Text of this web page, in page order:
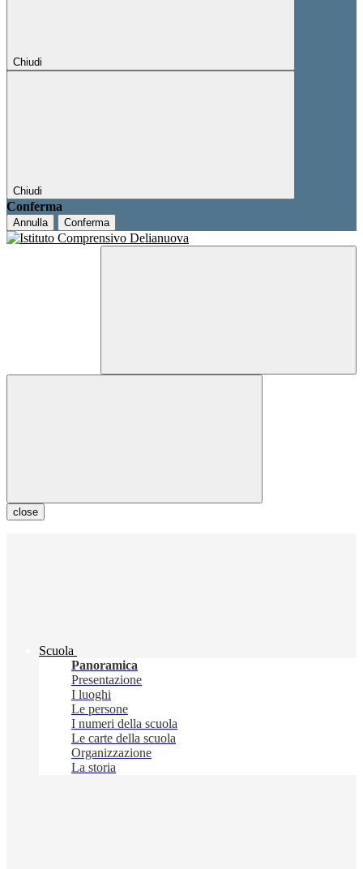
Chiudi
Chiudi
Conferma
Annulla Conferma
close
Scuola
Panoramica
Presentazione
I luoghi
Le persone
I numeri della scuola
Le carte della scuola
Organizzazione
La storia